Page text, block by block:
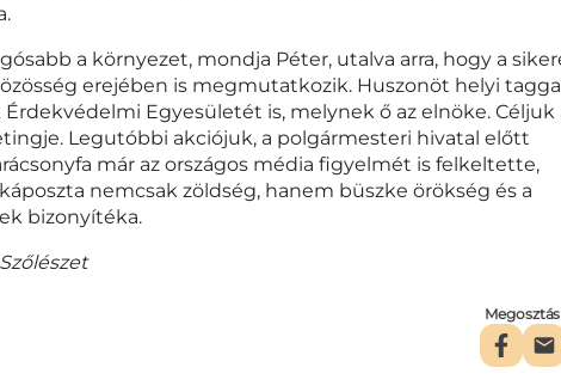
a környezet, mondja Péter, utalva arra, hogy a
erejében is megmutatkozik. Huszonöt helyi
Egyesületét is, melynek ő az elnöke. Céljuk
Legutóbbi akciójuk, a polgármesteri hivatal előtt
már az országos média figyelmét is felkeltette,
nemcsak zöldség, hanem büszke örökség és a
bizonyítéka.
Megosztás